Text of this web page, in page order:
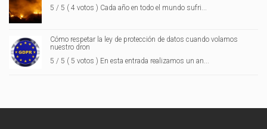
5 / 5 ( 4 votos ) Cada año en todo el mundo sufri...
Cómo respetar la ley de protección de datos cuando volamos
nuestro dron
5 / 5 ( 5 votos ) En esta entrada realizamos un an...